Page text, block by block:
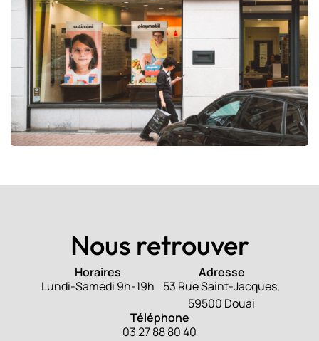
Nous retrouver
Horaires
Adresse
Lundi-Samedi 9h-19h
53 Rue Saint-Jacques,
59500 Douai
Téléphone
03 27 88 80 40